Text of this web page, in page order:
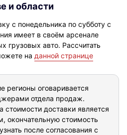
и области
с понедельника по субботу с
имеет в своём арсенале
грузовых авто. Рассчитать
на данной странице
регионы оговаривается
отдела продаж.
стоимости доставки является
окончательную стоимость
после согласования с